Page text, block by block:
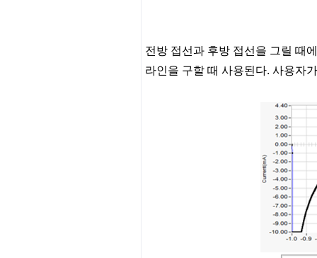
전방 접선과 후방 접선을 그릴 때
라인을 구할 때 사용된다. 사용자